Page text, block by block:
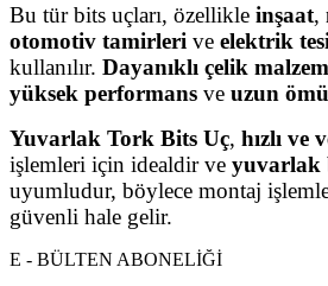
Bu tür bits uçları, özellikle inşaat,
otomotiv tamirleri ve elektrik
kullanılır. Dayanıklı çelik
yüksek performans ve uzun
Yuvarlak Tork Bits Uç, hızlı ve
işlemleri için idealdir ve yuvarlak
uyumludur, böylece montaj
güvenli hale gelir.
E - BÜLTEN ABONELİĞİ